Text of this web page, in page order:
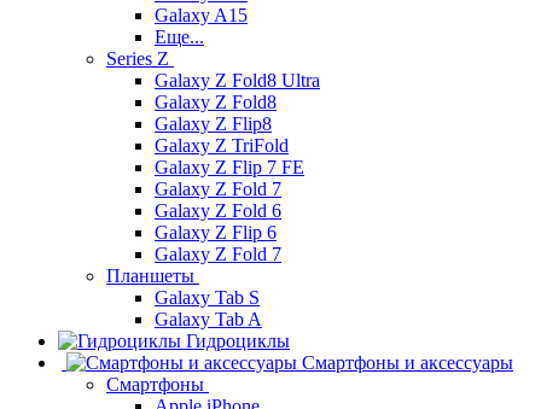
Galaxy A15
Еще...
Series Z
Galaxy Z Fold8 Ultra
Galaxy Z Fold8
Galaxy Z Flip8
Galaxy Z TriFold
Galaxy Z Flip 7 FE
Galaxy Z Fold 7
Galaxy Z Fold 6
Galaxy Z Flip 6
Galaxy Z Fold 7
Планшеты
Galaxy Tab S
Galaxy Tab A
Гидроциклы
Смартфоны и аксессуары
Смартфоны